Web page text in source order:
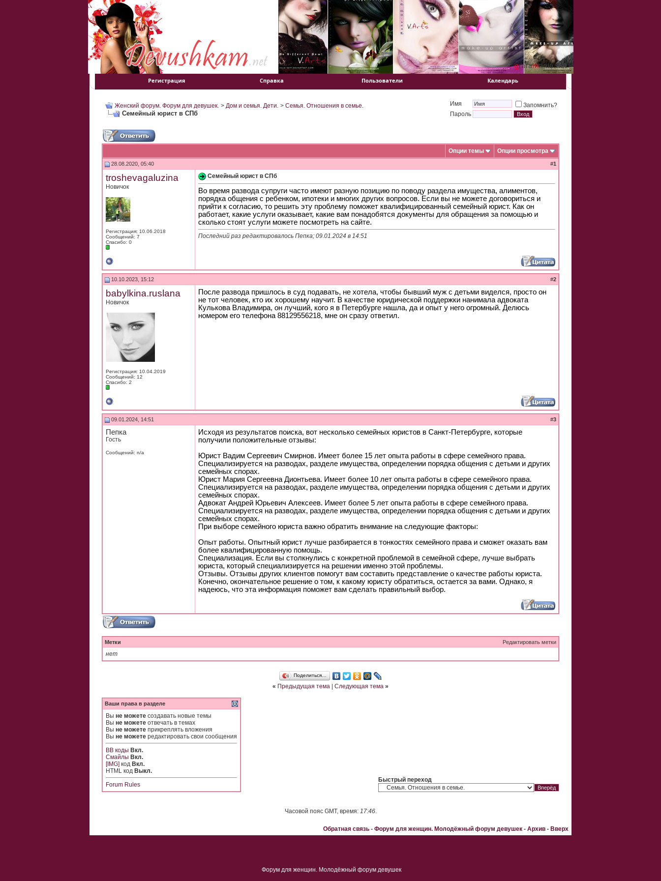
Регистрация Справка Пользователи Календарь
Женский форум. Форум для девушек. > Дом и семья. Дети. > Семья. Отношения в семье.
Семейный юрист в СПб
Имя
Запомнить?
Пароль
Опции темы Опции просмотра
28.08.2020, 05:40 #1
troshevagaluzina
Новичок
Регистрация: 10.06.2018
Сообщений: 7
Спасибо: 0
Семейный юрист в СПб
Во время развода супруги часто имеют разную позицию по поводу раздела имущества, алиментов,
порядка общения с ребенком, ипотеки и многих других вопросов. Если вы не можете договориться и
прийти к согласию, то решить эту проблему поможет квалифицированный семейный юрист. Как он
работает, какие услуги оказывает, какие вам понадобятся документы для обращения за помощью и
сколько стоят услуги можете посмотреть на сайте.
Последний раз редактировалось Пепка; 09.01.2024 в 14:51
10.10.2023, 15:12 #2
babylkina.ruslana
Новичок
Регистрация: 10.04.2019
Сообщений: 12
Спасибо: 2
После развода пришлось в суд подавать, не хотела, чтобы бывший муж с детьми виделся, просто он
не тот человек, кто их хорошему научит. В качестве юридической поддержки нанимала адвоката
Кулькова Владимира, он лучший, кого я в Петербурге нашла, да и опыт у него огромный. Делюсь
номером его телефона 88129556218, мне он сразу ответил.
09.01.2024, 14:51 #3
Пепка
Гость
Сообщений: n/a
Исходя из результатов поиска, вот несколько семейных юристов в Санкт-Петербурге, которые
получили положительные отзывы:
Юрист Вадим Сергеевич Смирнов. Имеет более 15 лет опыта работы в сфере семейного права.
Специализируется на разводах, разделе имущества, определении порядка общения с детьми и других
семейных спорах.
Юрист Мария Сергеевна Дионтьева. Имеет более 10 лет опыта работы в сфере семейного права.
Специализируется на разводах, разделе имущества, определении порядка общения с детьми и других
семейных спорах.
Адвокат Андрей Юрьевич Алексеев. Имеет более 5 лет опыта работы в сфере семейного права.
Специализируется на разводах, разделе имущества, определении порядка общения с детьми и других
семейных спорах.
При выборе семейного юриста важно обратить внимание на следующие факторы:
Опыт работы. Опытный юрист лучше разбирается в тонкостях семейного права и сможет оказать вам
более квалифицированную помощь.
Специализация. Если вы столкнулись с конкретной проблемой в семейной сфере, лучше выбрать
юриста, который специализируется на решении именно этой проблемы.
Отзывы. Отзывы других клиентов помогут вам составить представление о качестве работы юриста.
Конечно, окончательное решение о том, к какому юристу обратиться, остается за вами. Однако, я
надеюсь, что эта информация поможет вам сделать правильный выбор.
Редактировать метки
Метки
нет
Поделиться…
« Предыдущая тема Следующая тема »
Ваши права в разделе
Вы не можете создавать новые темы
Вы не можете отвечать в темах
Вы не можете прикреплять вложения
Вы не можете редактировать свои сообщения
BB коды Вкл.
Смайлы Вкл.
[IMG] код Вкл.
HTML код Выкл.
Forum Rules
Быстрый переход
Часовой пояс GMT, время: 17:46.
Обратная связь - Форум для женщин. Молодёжный форум девушек - Архив - Вверх
Форум для женщин. Молодёжный форум девушек